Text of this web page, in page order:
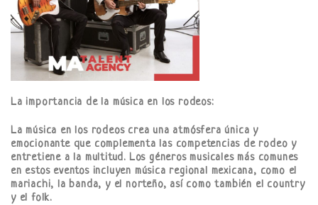
La importancia de la música en los rodeos:
La música en los rodeos crea una atmósfera única y
emocionante que complementa las competencias de rodeo y
entretiene a la multitud. Los géneros musicales más comunes
en estos eventos incluyen música regional mexicana, como el
mariachi, la banda, y el norteño, así como también el country
y el folk.